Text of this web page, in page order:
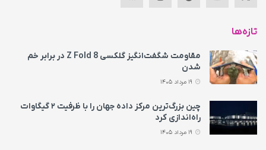
تازه‌ها
مقاومت شگفت‌انگیز گلکسی Z Fold 8 در برابر خم
شدن
چین بزرگ‌ترین مرکز داده جهان را با ظرفیت ۲ گیگاوات
راه‌اندازی کرد